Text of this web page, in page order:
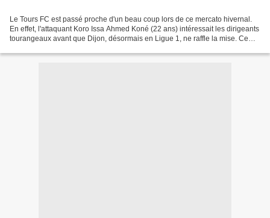
Le Tours FC est passé proche d'un beau coup lors de ce mercato hivernal.
En effet, l'attaquant Koro Issa Ahmed Koné (22 ans) intéressait les dirigeants
tourangeaux avant que Dijon, désormais en Ligue 1, ne raffle la mise. Ce